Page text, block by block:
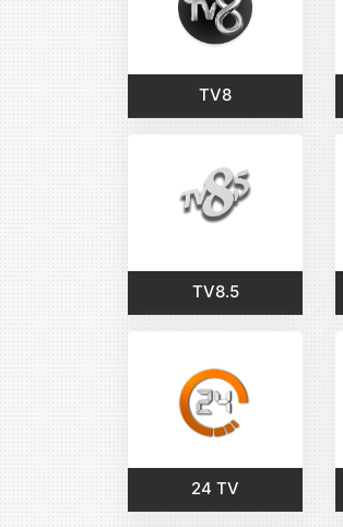
TV8
TV8.5
24 TV